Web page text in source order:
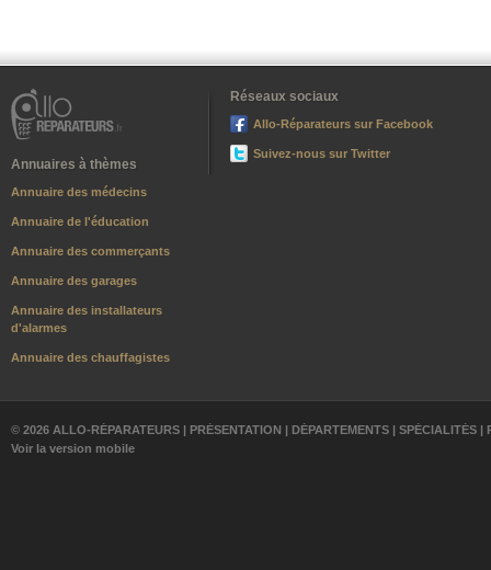
Annuaires à thèmes
Annuaire des médecins
Annuaire de l'éducation
Annuaire des commerçants
Annuaire des garages
Annuaire des installateurs
d'alarmes
Annuaire des chauffagistes
Réseaux sociaux
Allo-Réparateurs sur Facebook
Suivez-nous sur Twitter
© 2026 ALLO-RÉPARATEURS | PRÉSENTATION | DÉPARTEMENTS | SPÉCIALITÉS |
Voir la version mobile